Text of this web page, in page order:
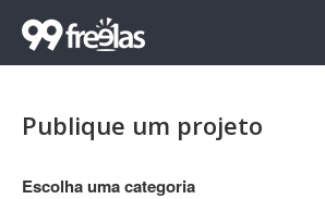
Publique um projeto
Escolha uma categoria